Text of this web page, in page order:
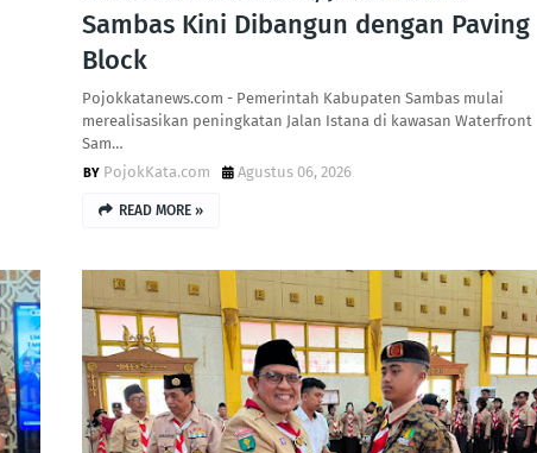
Sambas Kini Dibangun dengan Paving
Block
Pojokkatanews.com - Pemerintah Kabupaten Sambas mulai
merealisasikan peningkatan Jalan Istana di kawasan Waterfront
Sam…
PojokKata.com
Agustus 06, 2026
READ MORE »